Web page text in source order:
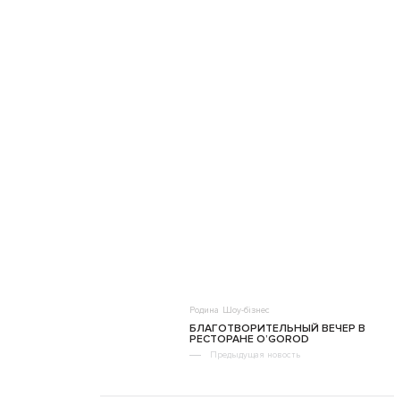
Родина Шоу-бізнес
БЛАГОТВОРИТЕЛЬНЫЙ ВЕЧЕР В
РЕСТОРАНЕ O’GOROD
Предыдущая новость